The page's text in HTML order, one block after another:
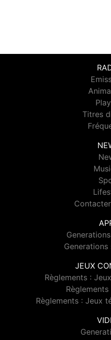
Titres
JEUX
Règlements :
Règlements : Jeux